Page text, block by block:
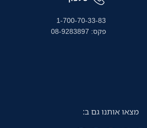
במשרד הביתי שלכם.
1-700-70-33-83
פקס: 08-9283897
מצאו אותנו גם ב: